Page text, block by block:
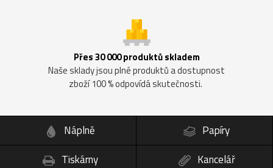
Přes 30 000 produktů skladem
Naše sklady jsou plné produktů a dostupnost
zboží 100 % odpovídá skutečnosti.
Náplně
Papíry
Tiskárny
Kancelář